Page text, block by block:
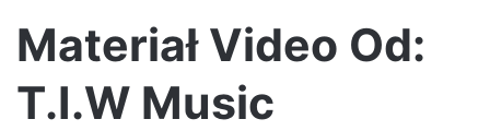
Materiał Video Od:
T.I.W Music